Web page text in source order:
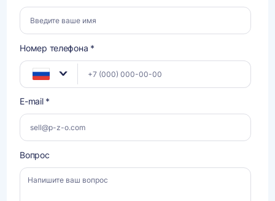
Номер телефона *
E-mail *
Вопрос